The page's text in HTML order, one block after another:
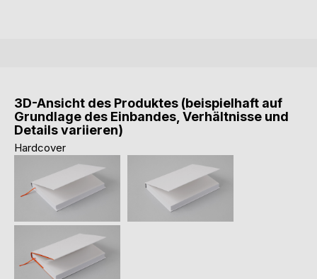
3D-Ansicht des Produktes (beispielhaft auf
Grundlage des Einbandes, Verhältnisse und
Details variieren)
Hardcover